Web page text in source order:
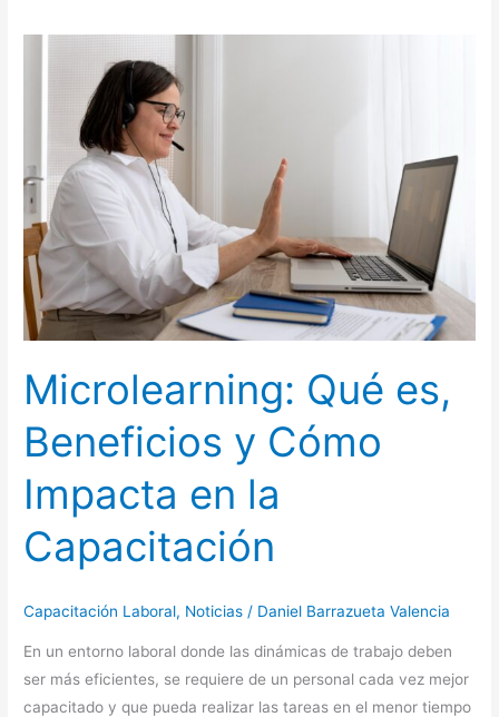
Microlearning: Qué es,
Beneficios y Cómo
Impacta en la
Capacitación
Capacitación Laboral, Noticias / Daniel Barrazueta Valencia
En un entorno laboral donde las dinámicas de trabajo deben
ser más eficientes, se requiere de un personal cada vez mejor
capacitado y que pueda realizar las tareas en el menor tiempo
Beneficios
Cómo
Impacta
en
la
Capacitación